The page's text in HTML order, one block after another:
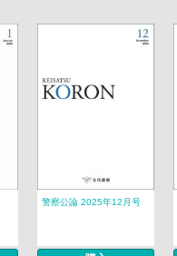
警察公論 2025年12月号